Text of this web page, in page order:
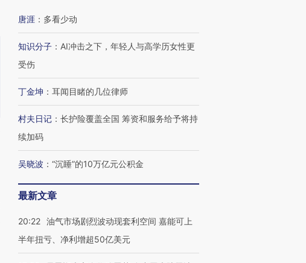
唐涯 ： 多看少动
知识分子 ： AI冲击之下，年轻人与高学历女性更
受伤
丁金坤 ： 耳闻目睹的几位律师
村夫日记 ： 长护险覆盖全国 筹资和服务给予将持
续加码
吴晓波 ： “沉睡”的10万亿元公积金
最新文章
20:22 油气市场剧烈波动现套利空间 嘉能可上
半年扭亏、净利增超50亿美元